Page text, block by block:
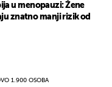
u menopauzi: Žene
znatno manji rizik od
1.900 OSOBA